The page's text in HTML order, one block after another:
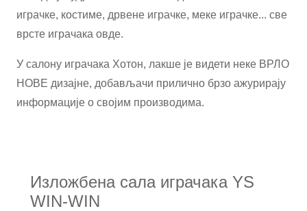
играчке, костиме, дрвене играчке, меке играчке... све
врсте играчака овде.
У салону играчака Хотон, лакше је видети неке ВРЛО
НОВЕ дизајне, добављачи прилично брзо ажурирају
информације о својим производима.
Изложбена сала играчака YS
WIN-WIN